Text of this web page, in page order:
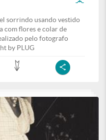
sorrindo usando vestido
com flores e colar de
pelo fotografo
by PLUG